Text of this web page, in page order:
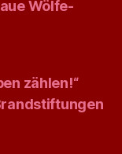
Wölfe-
zählen!“